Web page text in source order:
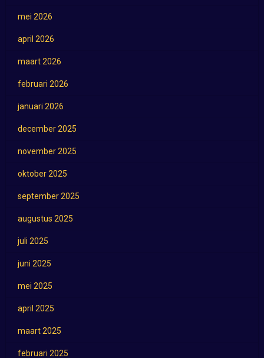
mei 2026
april 2026
maart 2026
februari 2026
januari 2026
december 2025
november 2025
oktober 2025
september 2025
augustus 2025
juli 2025
juni 2025
mei 2025
april 2025
maart 2025
februari 2025